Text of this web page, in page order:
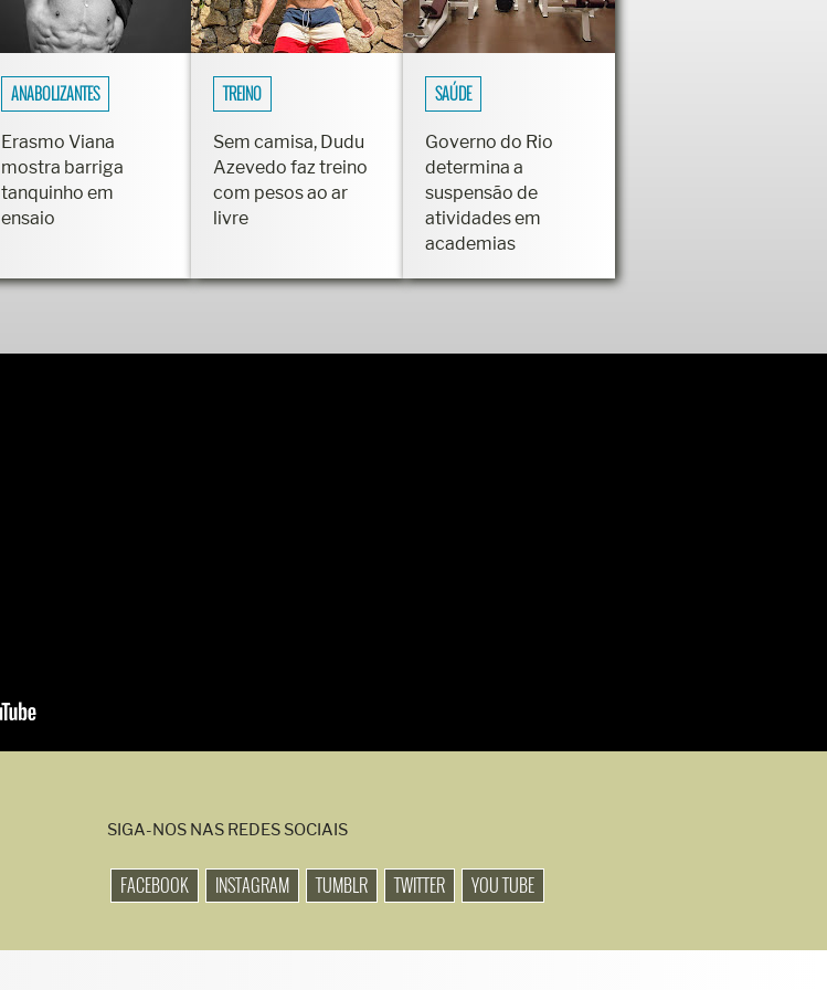
ANABOLIZANTES
Erasmo Viana
mostra barriga
tanquinho em
ensaio
TREINO
Sem camisa, Dudu
Azevedo faz treino
com pesos ao ar
livre
SAÚDE
Governo do Rio
determina a
suspensão de
atividades em
academias
SIGA-NOS NAS REDES SOCIAIS
FACEBOOK INSTAGRAM TUMBLR TWITTER YOU TUBE